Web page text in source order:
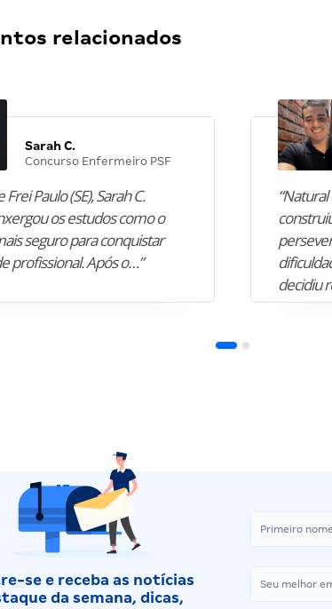
relacionados
Sarah C.
Concurso Enfermeiro PSF
Paulo (SE), Sarah C.
os estudos como o
seguro para conquistar
profissional. Após o…”
“Natural
decidiu
se e receba as notícias
da semana, dicas,